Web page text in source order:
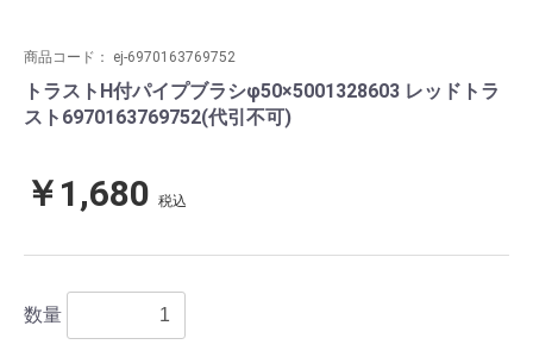
商品コード： ej-6970163769752
トラストH付パイプブラシφ50×5001328603 レッドトラ
スト6970163769752(代引不可)
￥1,680 税込
数量